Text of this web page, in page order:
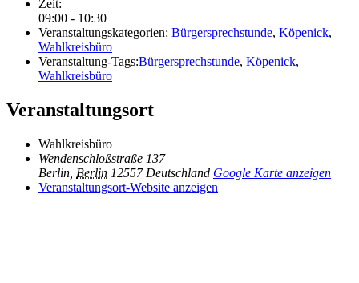
Zeit:
09:00 - 10:30
Veranstaltungskategorien: Bürgersprechstunde, Köpenick,
Wahlkreisbüro
Veranstaltung-Tags:Bürgersprechstunde, Köpenick,
Wahlkreisbüro
Veranstaltungsort
Wahlkreisbüro
Wendenschloßstraße 137
Berlin Berlin 12557 Deutschland Google Karte anzeigen
Veranstaltungsort-Website anzeigen